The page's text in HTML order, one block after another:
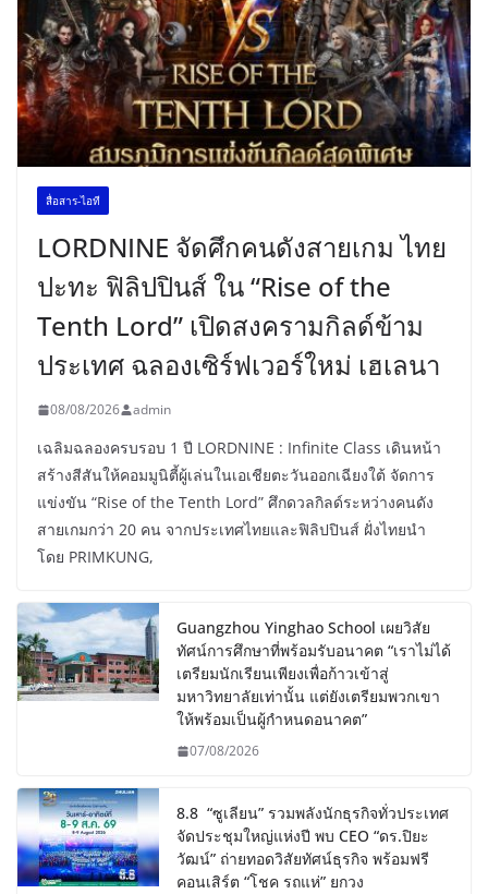
สื่อสาร-ไอที
LORDNINE จัดศึกคนดังสายเกม ไทย
ปะทะ ฟิลิปปินส์ ใน “Rise of the
Tenth Lord” เปิดสงครามกิลด์ข้าม
ประเทศ ฉลองเซิร์ฟเวอร์ใหม่ เฮเลนา
08/08/2026 admin
เฉลิมฉลองครบรอบ 1 ปี LORDNINE : Infinite Class เดินหน้า
สร้างสีสันให้คอมมูนิตี้ผู้เล่นในเอเชียตะวันออกเฉียงใต้ จัดการ
แข่งขัน “Rise of the Tenth Lord” ศึกดวลกิลด์ระหว่างคนดัง
สายเกมกว่า 20 คน จากประเทศไทยและฟิลิปปินส์ ฝั่งไทยนำ
โดย PRIMKUNG,
Guangzhou Yinghao School เผยวิสัย
ทัศน์การศึกษาที่พร้อมรับอนาคต “เราไม่ได้
เตรียมนักเรียนเพียงเพื่อก้าวเข้าสู่
มหาวิทยาลัยเท่านั้น แต่ยังเตรียมพวกเขา
ให้พร้อมเป็นผู้กำหนดอนาคต”
07/08/2026
8.8 “ซูเลียน” รวมพลังนักธุรกิจทั่วประเทศ
จัดประชุมใหญ่แห่งปี พบ CEO “ดร.ปิยะ
วัฒน์” ถ่ายทอดวิสัยทัศน์ธุรกิจ พร้อมฟรี
คอนเสิร์ต “โชค รถแห่” ยกวง